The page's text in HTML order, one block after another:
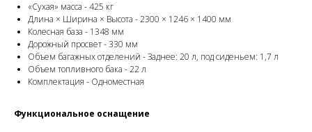
«Сухая» масса - 425 кг
Длина × Ширина × Высота - 2300 × 1246 × 1400 мм
Колесная база - 1348 мм
Дорожный просвет - 330 мм
Объем багажных отделений - Заднее: 20 л, под сиденьем: 1,7 л
Объем топливного бака - 22 л
Комплектация - Одноместная
Функциональное оснащение